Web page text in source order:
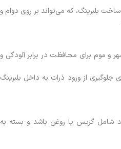
بلبرینگ، که می‌تواند بر روی دوام و
و موم برای محافظت در برابر آلودگی و
جلوگیری از ورود ذرات به داخل بلبرینگ
شامل گریس یا روغن باشد و بسته به